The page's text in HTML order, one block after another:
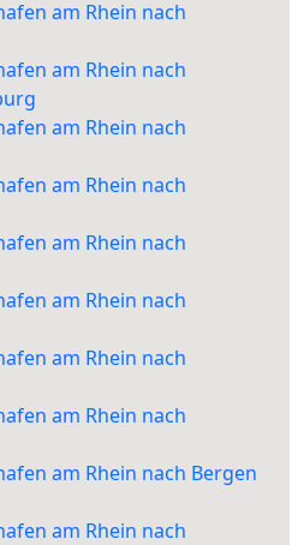
am Rhein nach
am Rhein nach
am Rhein nach
am Rhein nach
am Rhein nach
am Rhein nach
am Rhein nach
am Rhein nach
am Rhein nach Bergen
am Rhein nach